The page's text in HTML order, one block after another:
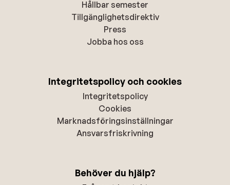
Hållbar semester
Tillgänglighetsdirektiv
Press
Jobba hos oss
Integritetspolicy och cookies
Integritetspolicy
Cookies
Marknadsföringsinställningar
Ansvarsfriskrivning
Behöver du hjälp?